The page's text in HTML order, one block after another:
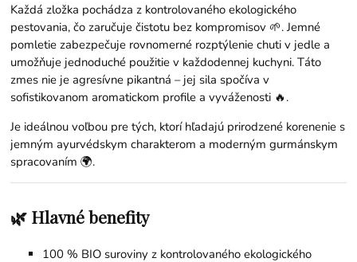
Každá zložka pochádza z kontrolovaného ekologického
pestovania, čo zaručuje čistotu bez kompromisov 🌱. Jemné
pomletie zabezpečuje rovnomerné rozptýlenie chuti v jedle a
umožňuje jednoduché použitie v každodennej kuchyni. Táto
zmes nie je agresívne pikantná – jej sila spočíva v
sofistikovanom aromatickom profile a vyváženosti 🔥.
Je ideálnou voľbou pre tých, ktorí hľadajú prirodzené korenenie s
jemným ayurvédskym charakterom a moderným gurmánskym
spracovaním 🌍.
🌿 Hlavné benefity
100 % BIO suroviny z kontrolovaného ekologického